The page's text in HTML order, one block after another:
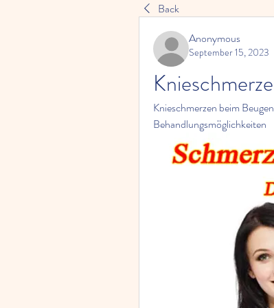
Back
Anonymous
September 15, 2023
Knieschmerzen beim
Behandlungsmöglichkeiten